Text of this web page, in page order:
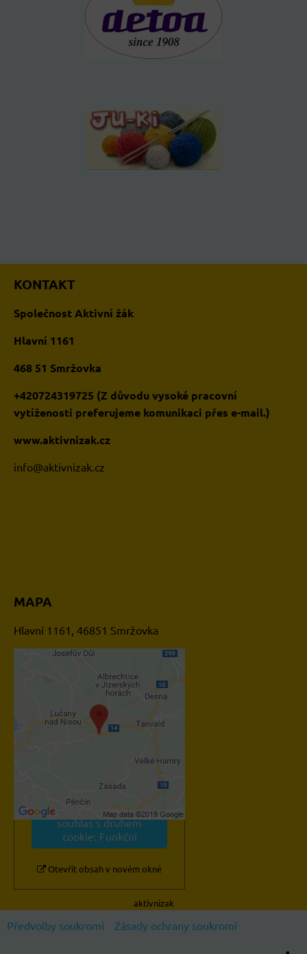
KONTAKT
Společnost Aktivní žák
Hlavní 1161
468 51 Smržovka
+420724319725 (Z důvodu vysoké pracovní
vytíženosti preferujeme komunikaci přes e-mail.)
www.aktivnizak.cz
info@aktivnizak.cz
MAPA
Hlavní 1161, 46851 Smržovka
Externí obsah je blokován
Volbami soukromí
Přejete si načíst externí
Povolit a zapamatovat -
souhlas s druhem
cookie: Funkční
Otevřít obsah v novém okně
aktivnizak
Předvolby soukromí Zásady ochrany soukromí